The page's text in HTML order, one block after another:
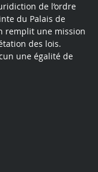
de l’ordre
du Palais de
remplit une mission
des lois.
une égalité de